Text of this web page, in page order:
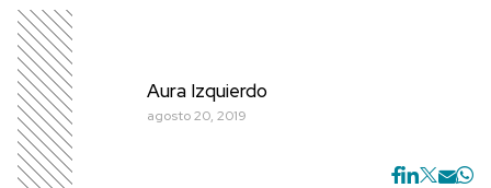
Aura Izquierdo
agosto 20, 2019